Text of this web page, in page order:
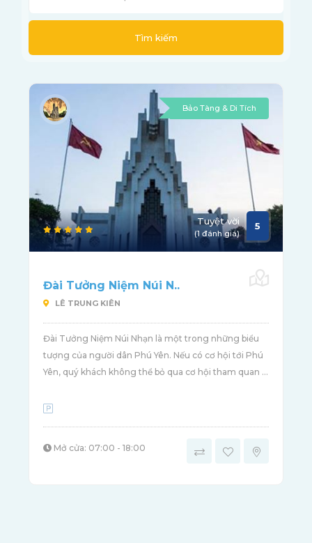
Tìm kiếm
Bảo Tàng & Di Tích
Tuyệt vời
(1 đánh giá)
5
Đài Tưởng Niệm Núi N..
LÊ TRUNG KIÊN
Đài Tưởng Niệm Núi Nhạn là một trong những biểu
tượng của người dân Phú Yên. Nếu có cơ hội tới Phú
Yên, quý khách không thể bỏ qua cơ hội tham quan ...
Mở cửa: 07:00 - 18:00